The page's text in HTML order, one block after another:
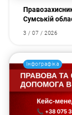
Сумській
3 / 07 / 2026
Інфографіка